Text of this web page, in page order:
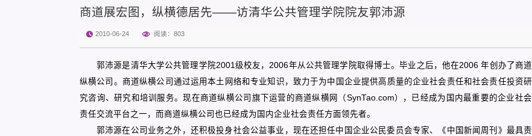
商道展宏图，纵横德居先——访清华公共管理学院院友郭沛源
2010-06-24 阅读： 803
郭沛源是清华大学公共管理学院2001级校友，2006年从公共管理学院取得博士。毕业之后，他在2006年创办了商道
纵横公司。商道纵横公司通过运用本土网络和专业知识，致力于为中国企业提供高质量的企业社会责任和社会责任投资研
究咨询、研究和培训服务。现在商道纵横公司旗下运营的商道纵横网（SynTao.com），已经成为国内最重要的企业社会
责任交流平台之一，而商道纵横公司也已经成为国内企业社会责任方面领先者。
郭沛源在公司业务之外，还积极投身社会公益事业，现在还担任中国企业公民委员会专家、《中国新闻周刊》最具责